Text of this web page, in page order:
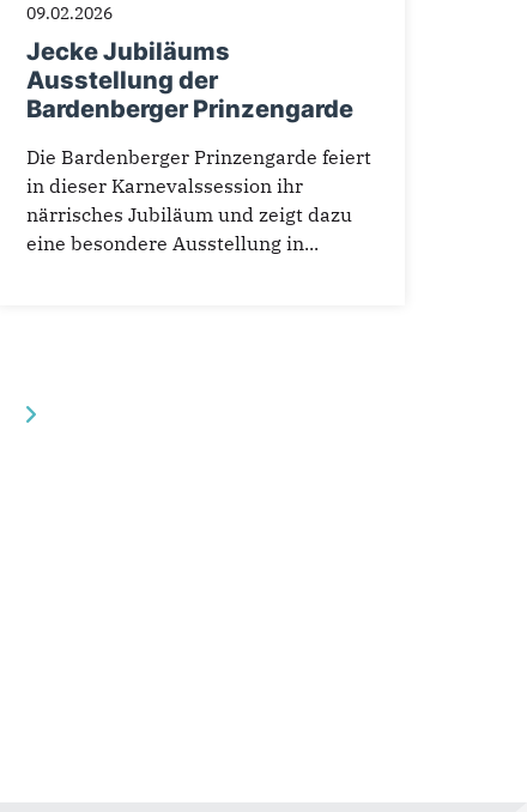
09.02.2026
Jecke Jubiläums
Ausstellung der
Bardenberger Prinzengarde
Die Bardenberger Prinzengarde feiert
in dieser Karnevalssession ihr
närrisches Jubiläum und zeigt dazu
eine besondere Ausstellung in...